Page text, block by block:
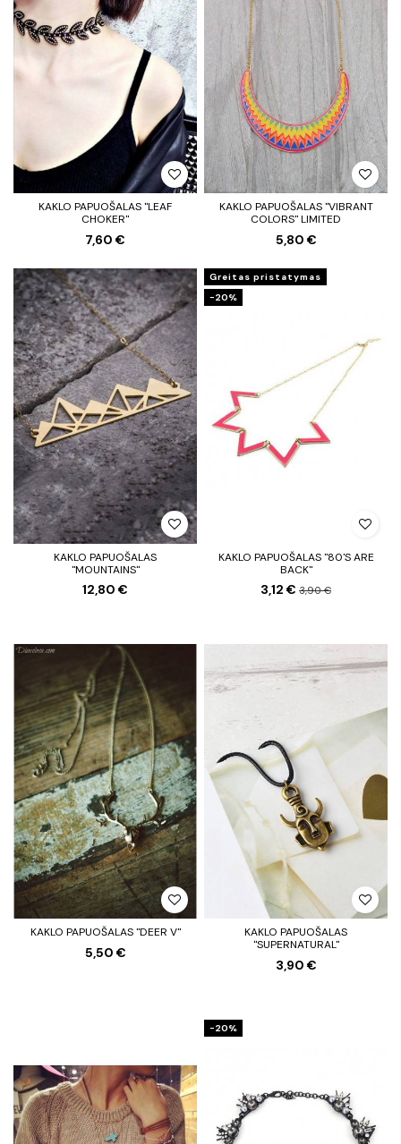
KAKLO PAPUOŠALAS "LEAF
CHOKER"
7,60 €
KAKLO PAPUOŠALAS "VIBRANT
COLORS" LIMITED
5,80 €
KAKLO PAPUOŠALAS
"MOUNTAINS"
12,80 €
Greitas pristatymas
−20%
KAKLO PAPUOŠALAS "80'S ARE
BACK"
3,12 € 3,90 €
KAKLO PAPUOŠALAS "DEER V"
5,50 €
KAKLO PAPUOŠALAS
"SUPERNATURAL"
3,90 €
−20%